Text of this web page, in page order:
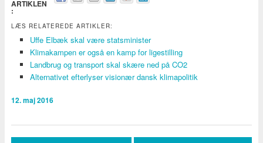
ARTIKLEN
:
LÆS RELATEREDE ARTIKLER:
Uffe Elbæk skal være statsminister
Klimakampen er også en kamp for ligestilling
Landbrug og transport skal skære ned på CO2
Alternativet efterlyser visionær dansk klimapolitik
12. maj 2016